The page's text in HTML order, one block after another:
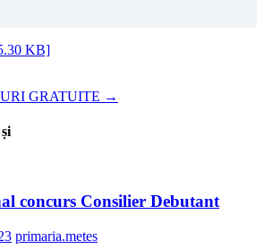
KB]
GRATUITE →
concurs Consilier Debutant
primaria.metes